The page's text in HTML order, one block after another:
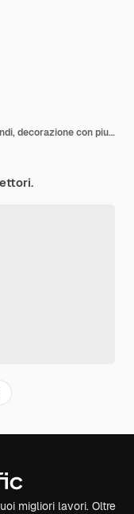
Happy Krishna Janmashtami Dahi Handi, decorazione con piume di pavone
migliori lavori. Oltre